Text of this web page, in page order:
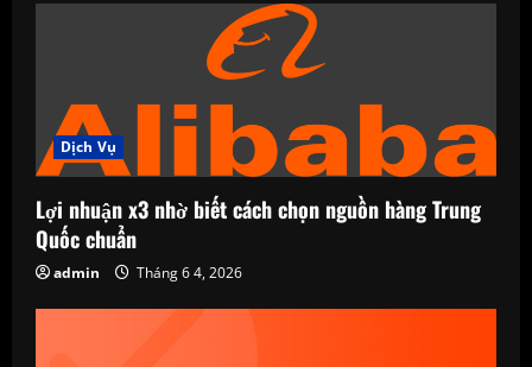
Dịch Vụ
Lợi nhuận x3 nhờ biết cách chọn nguồn hàng Trung
Quốc chuẩn
admin Tháng 6 4, 2026